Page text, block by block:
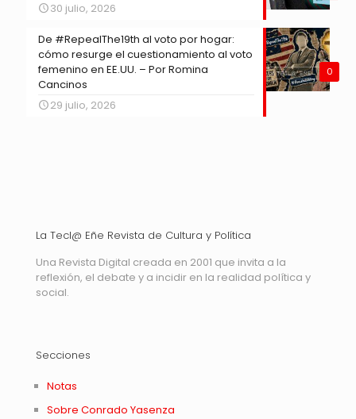
30 julio, 2026
0
De #RepealThe19th al voto por hogar:
cómo resurge el cuestionamiento al voto
femenino en EE.UU. – Por Romina
Cancinos
29 julio, 2026
La Tecl@ Eñe Revista de Cultura y Política
Una Revista Digital creada en 2001 que invita a la
reflexión, el debate y a incidir en la realidad política y
social.
Secciones
Notas
Sobre Conrado Yasenza